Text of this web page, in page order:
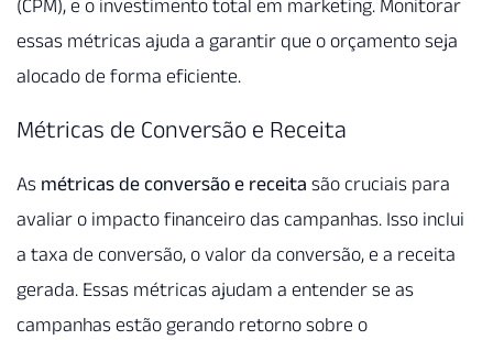
(CPM), e o investimento total em marketing. Monitorar
essas métricas ajuda a garantir que o orçamento seja
alocado de forma eficiente.
Métricas de Conversão e Receita
As métricas de conversão e receita são cruciais para
avaliar o impacto financeiro das campanhas. Isso inclui
a taxa de conversão, o valor da conversão, e a receita
gerada. Essas métricas ajudam a entender se as
campanhas estão gerando retorno sobre o